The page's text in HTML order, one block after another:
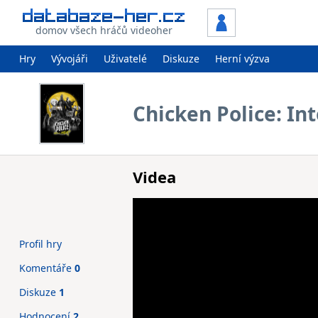
domov všech hráčů videoher
Hry Vývojáři Uživatelé Diskuze Herní výzva
Chicken Police:
Videa
Profil hry
Komentáře 0
Diskuze 1